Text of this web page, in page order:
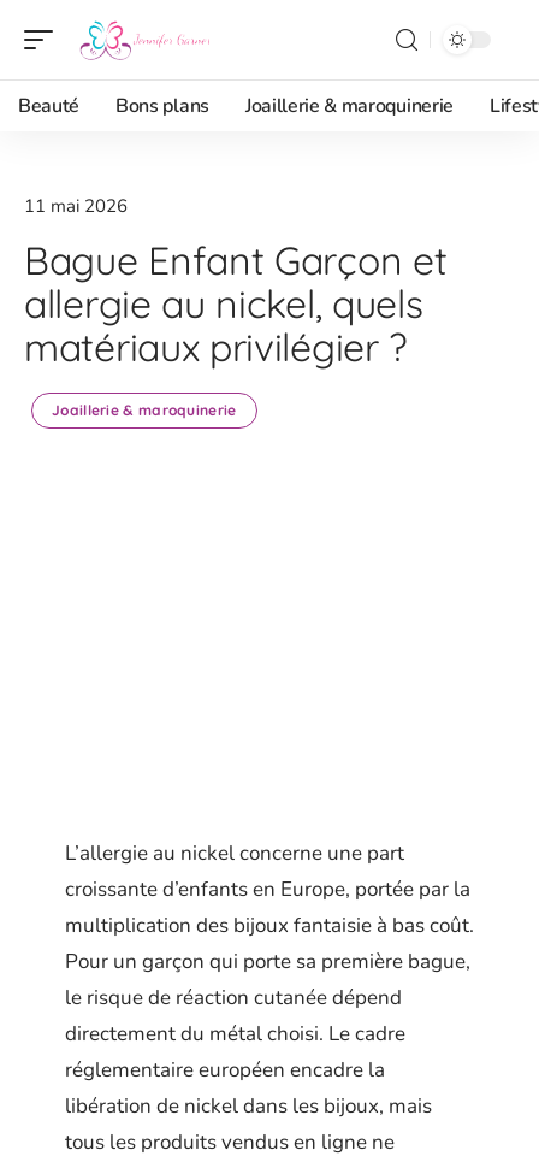
Beauté Bons plans Joaillerie & maroquinerie
11 mai 2026
Bague Enfant Garçon et
allergie au nickel, quels
matériaux privilégier ?
Joaillerie & maroquinerie
L’allergie au nickel concerne une part
croissante d’enfants en Europe, portée par la
multiplication des bijoux fantaisie à bas coût.
Pour un garçon qui porte sa première bague,
le risque de réaction cutanée dépend
directement du métal choisi. Le cadre
réglementaire européen encadre la
libération de nickel dans les bijoux, mais
tous les produits vendus en ligne ne